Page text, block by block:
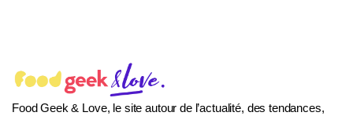
Food Geek & Love, le site autour de l’actualité, des tendances,